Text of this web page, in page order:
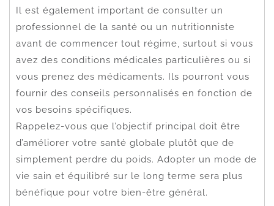
Il est également important de consulter un
professionnel de la santé ou un nutritionniste
avant de commencer tout régime, surtout si vous
avez des conditions médicales particulières ou si
vous prenez des médicaments. Ils pourront vous
fournir des conseils personnalisés en fonction de
vos besoins spécifiques.
Rappelez-vous que l’objectif principal doit être
d’améliorer votre santé globale plutôt que de
simplement perdre du poids. Adopter un mode de
vie sain et équilibré sur le long terme sera plus
bénéfique pour votre bien-être général.